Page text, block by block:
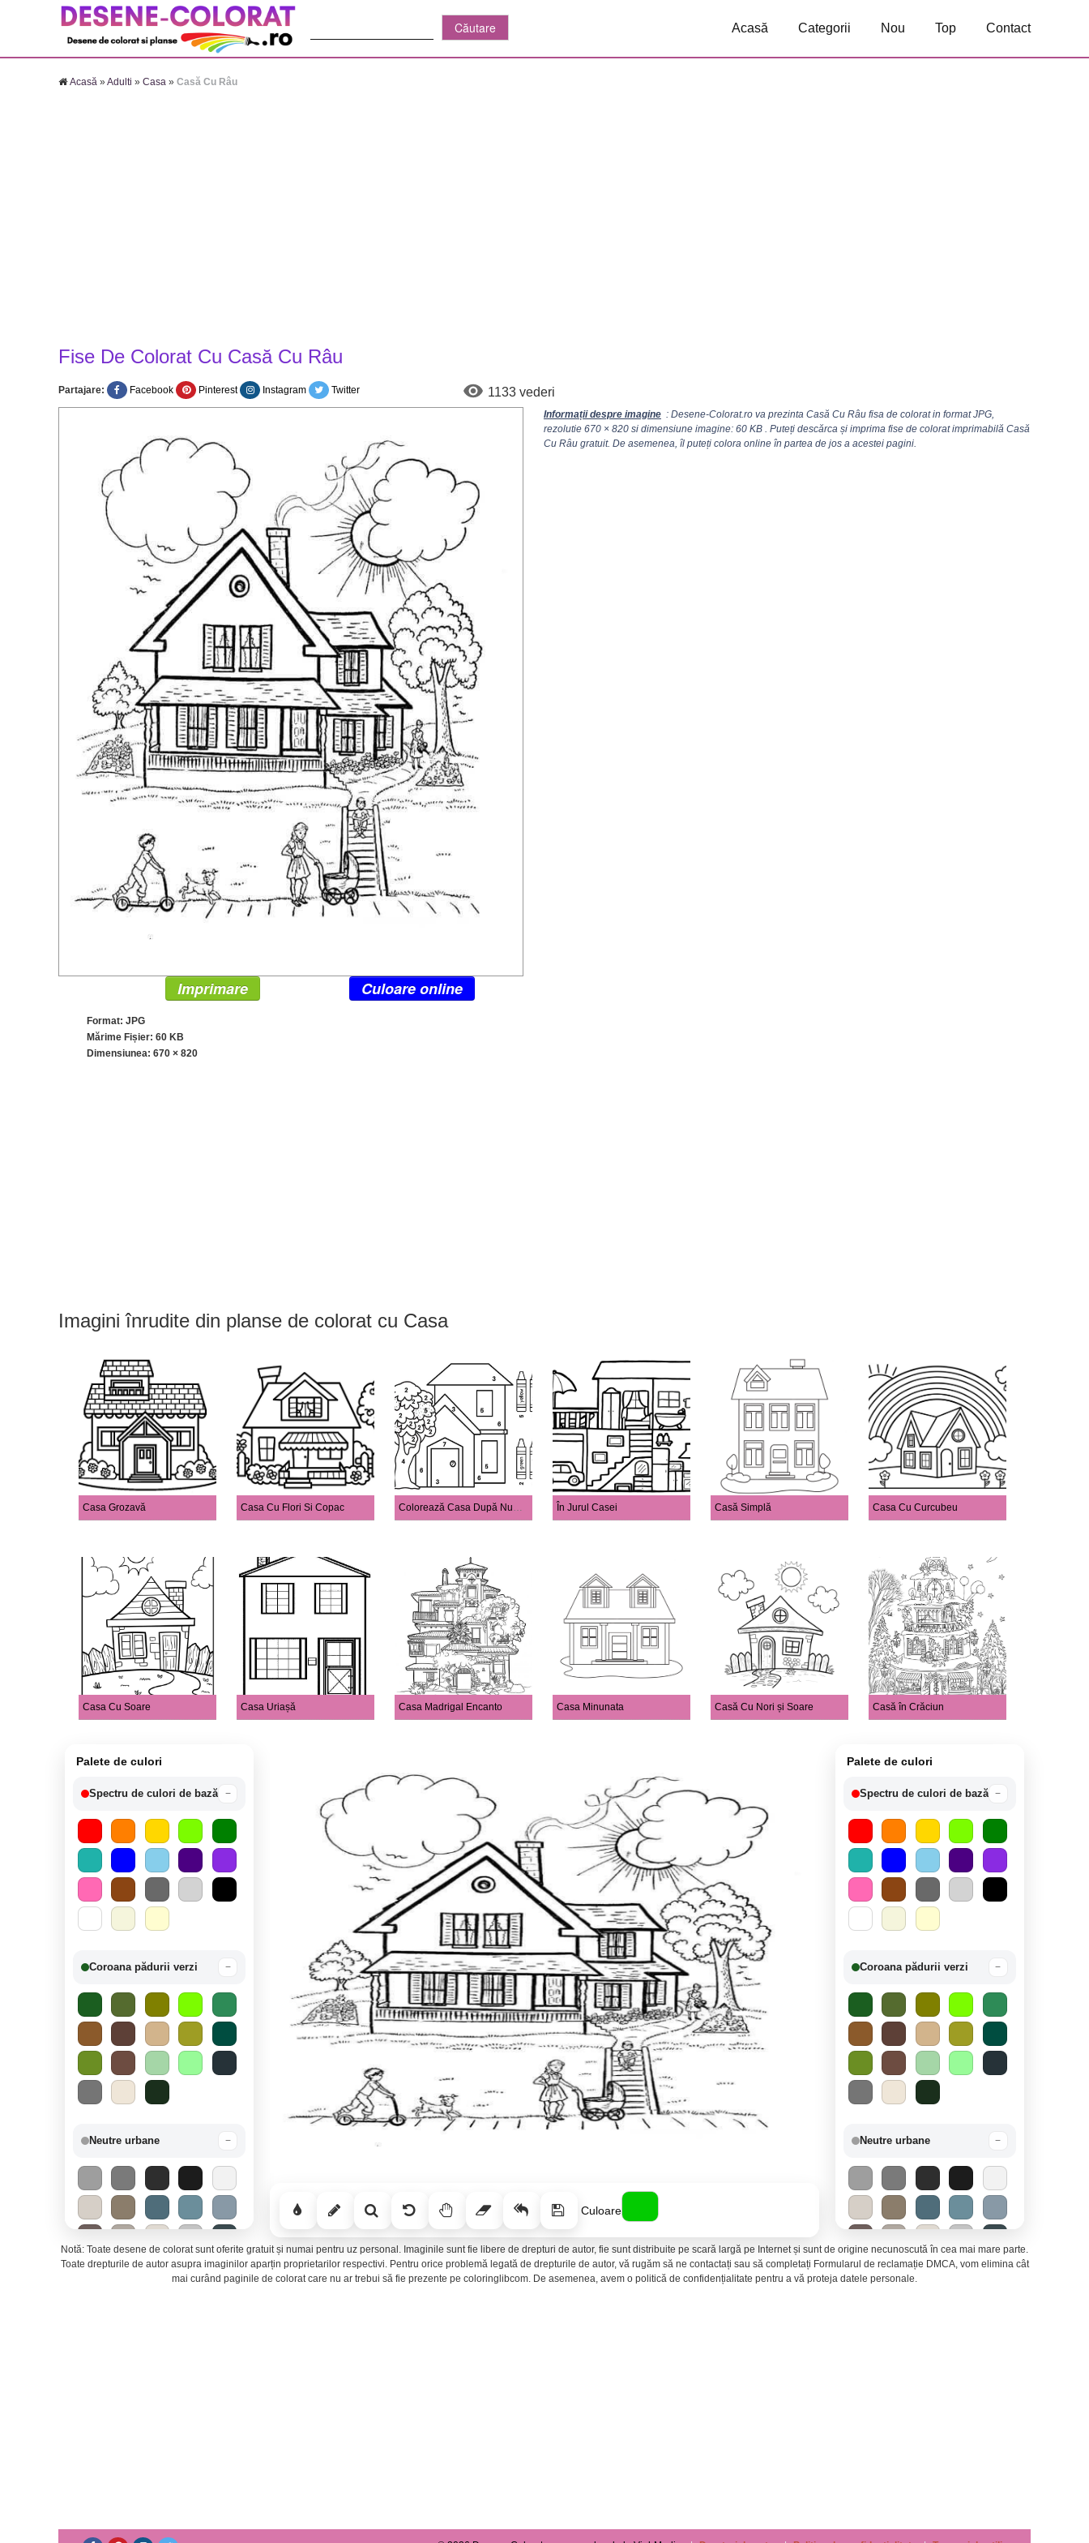
Acasă Categorii Nou Top Contact
Acasă »Adulti » Casa » Casă Cu Râu
Fise De Colorat Cu Casă Cu Râu
Partajare: Facebook Pinterest Instagram Twitter 1133 vederi
Informații despre imagine : Desene-Colorat.ro va prezinta Casă Cu Râu fisa de colorat in format JPG,
rezolutie 670 × 820si dimensiune imagine: 60 KB . Puteți descărca și imprima fise de colorat imprimabilă Casă
Cu Râu gratuit. De asemenea, îl puteți colora online în partea de jos a acestei pagini.
Imprimare Culoare online
Format: JPG
Mărime Fișier: 60 KB
Dimensiunea: 670 × 820
Imagini înrudite din planse de colorat cu Casa
Casa Grozavă Casa Cu Flori Si Copac Colorează Casa După Număr În Jurul Casei Casă Simplă Casa Cu Curcubeu
Casa Cu Soare Casa Uriașă Casa Madrigal Encanto Casa Minunata Casă Cu Nori și Soare Casă în Crăciun
Palete de culori
Spectru de culori de bază −
Coroana pădurii verzi −
Neutre urbane −
Culoare
Palete de culori
Spectru de culori de bază −
Coroana pădurii verzi −
Neutre urbane −
Notă: Toate desene de colorat sunt oferite gratuit și numai pentru uz personal. Imaginile sunt fie libere de drepturi de autor, fie sunt distribuite pe scară largă pe Internet și sunt de origine necunoscută în cea mai mare parte.
Toate drepturile de autor asupra imaginilor aparțin proprietarilor respectivi. Pentru orice problemă legată de drepturile de autor, vă rugăm să ne contactați sau să completați Formularul de reclamație DMCA, vom elimina cât
mai curând paginile de colorat care nu ar trebui să fie prezente pe coloringlibcom. De asemenea, avem o politică de confidențialitate pentru a vă proteja datele personale.